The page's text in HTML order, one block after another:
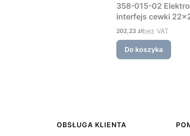
358-015-02
interfejs cewki
Cena
202,23 złbez VAT
Do koszyka
OBSŁUGA KLIENTA